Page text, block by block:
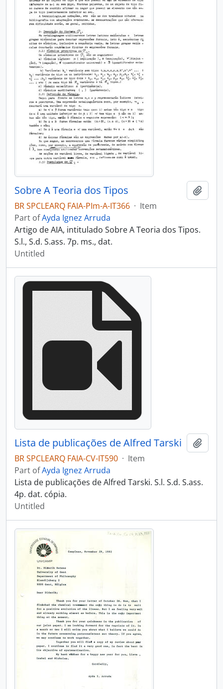
Sobre A Teoria dos Tipos
BR SPCLEARQ FAIA-PIm-A-IT366 · Item
Part ofAyda Ignez Arruda
Artigo de AIA, intitulado Sobre A Teoria dos Tipos.
S.l., S.d. S.ass. 7p. ms., dat.
Untitled
Lista de publicações de Alfred Tarski
BR SPCLEARQ FAIA-CV-IT590 · Item
Part ofAyda Ignez Arruda
Lista de publicações de Alfred Tarski. S.l. S.d. S.ass.
4p. dat. cópia.
Untitled